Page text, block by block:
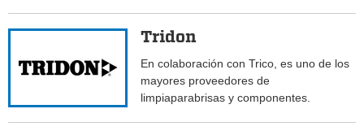
Tridon
En colaboración con Trico, es uno de los
mayores proveedores de
limpiaparabrisas y componentes.